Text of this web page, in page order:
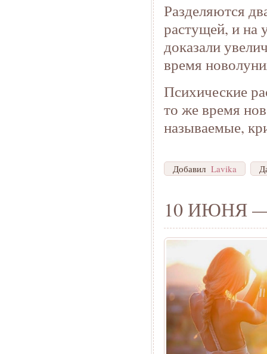
Разделяются
растущей, и
доказали
время
Психические
то же время
называемые,
Добавил Lavika
10 ИЮНЯ